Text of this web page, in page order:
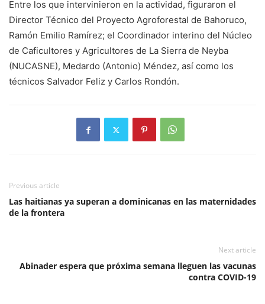
Entre los que intervinieron en la actividad, figuraron el
Director Técnico del Proyecto Agroforestal de Bahoruco,
Ramón Emilio Ramírez; el Coordinador interino del Núcleo
de Caficultores y Agricultores de La Sierra de Neyba
(NUCASNE), Medardo (Antonio) Méndez, así como los
técnicos Salvador Feliz y Carlos Rondón.
Previous article
Las haitianas ya superan a dominicanas en las maternidades
de la frontera
Next article
Abinader espera que próxima semana lleguen las vacunas
contra COVID-19